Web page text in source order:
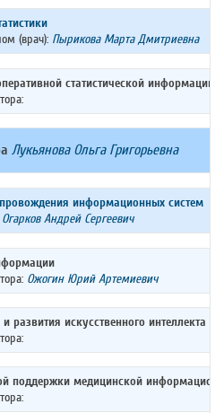
(врач): Пырикова Марта Дмитриевна
статистической информации
Лукьянова Ольга Григорьевна
информационных систем
Огарков Андрей Сергеевич
Ожогин Юрий Артемиевич
развития искусственного интеллекта
поддержки медицинской